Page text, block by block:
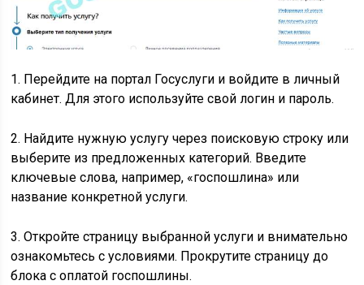
1. Перейдите на портал Госуслуги и войдите в личный
кабинет. Для этого используйте свой логин и пароль.
2. Найдите нужную услугу через поисковую строку или
выберите из предложенных категорий. Введите
ключевые слова, например, «госпошлина» или
название конкретной услуги.
3. Откройте страницу выбранной услуги и внимательно
ознакомьтесь с условиями. Прокрутите страницу до
блока с оплатой госпошлины.